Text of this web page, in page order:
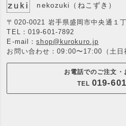
nekozuki（ねこずき）
〒020-0021 岩手県盛岡市中央通１
TEL： 019-601-7892
E-mail：shop@kurokuro.jp
お問い合わせ：09:00〜17:00（土日
お電話でのご注文・
TEL 019-